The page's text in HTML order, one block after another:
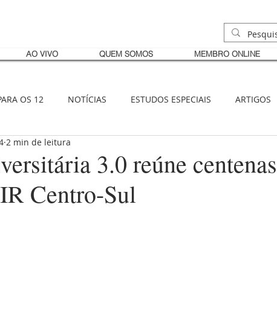
AO VIVO QUEM SOMOS MEMBRO ONLINE
OS 12 NOTÍCIAS ESTUDOS ESPECIAIS ARTIGOS
3.0 reúne centenas
Centro-Sul
2 min de leitura